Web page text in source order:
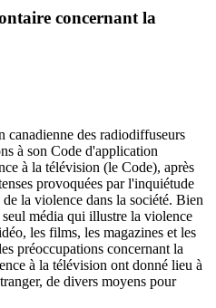
concernant la
des radiodiffuseurs
à son Code d'application
à la télévision (le Code), après
provoquées par l'inquiétude
la violence dans la société. Bien
média qui illustre la violence
les films, les magazines et les
préoccupations concernant la
à la télévision ont donné lieu à
de divers moyens pour